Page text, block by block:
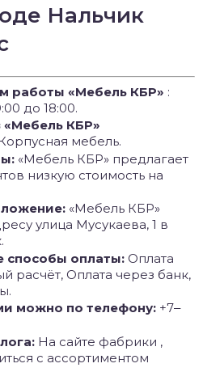
Нальчик
работы «Мебель КБР» :
до 18:00.
«Мебель КБР»
мебель.
«Мебель КБР» предлагает
низкую стоимость на
«Мебель КБР»
улица Мусукаева, 1 в
способы оплаты: Оплата
расчёт, Оплата через банк,
можно по телефону: +7‒
На сайте фабрики ,
с ассортиментом